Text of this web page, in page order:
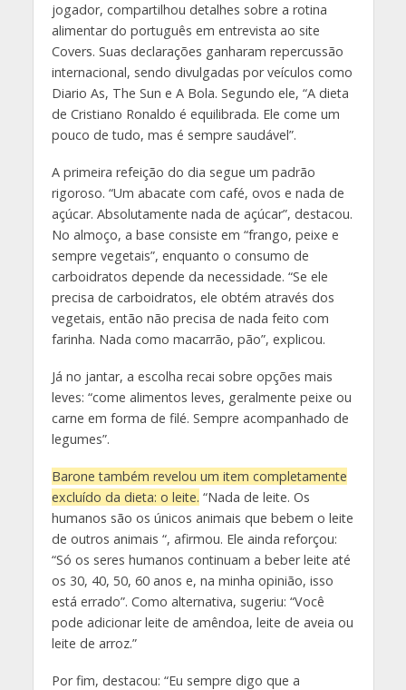
jogador, compartilhou detalhes sobre a rotina
alimentar do português em entrevista ao site
Covers. Suas declarações ganharam repercussão
internacional, sendo divulgadas por veículos como
Diario As, The Sun e A Bola. Segundo ele, “A dieta
de Cristiano Ronaldo é equilibrada. Ele come um
pouco de tudo, mas é sempre saudável”.
A primeira refeição do dia segue um padrão
rigoroso. “Um abacate com café, ovos e nada de
açúcar. Absolutamente nada de açúcar”, destacou.
No almoço, a base consiste em “frango, peixe e
sempre vegetais”, enquanto o consumo de
carboidratos depende da necessidade. “Se ele
precisa de carboidratos, ele obtém através dos
vegetais, então não precisa de nada feito com
farinha. Nada como macarrão, pão”, explicou.
Já no jantar, a escolha recai sobre opções mais
leves: “come alimentos leves, geralmente peixe ou
carne em forma de filé. Sempre acompanhado de
legumes”.
Barone também revelou um item completamente
excluído da dieta: o leite. “Nada de leite. Os
humanos são os únicos animais que bebem o leite
de outros animais “, afirmou. Ele ainda reforçou:
“Só os seres humanos continuam a beber leite até
os 30, 40, 50, 60 anos e, na minha opinião, isso
está errado”. Como alternativa, sugeriu: “Você
pode adicionar leite de amêndoa, leite de aveia ou
leite de arroz.”
Por fim, destacou: “Eu sempre digo que a